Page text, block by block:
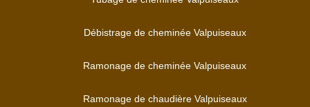
Débistrage de cheminée Valpuiseaux
Ramonage de cheminée Valpuiseaux
Ramonage de chaudière Valpuiseaux